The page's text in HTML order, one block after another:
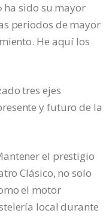
ha sido su mayor
periodos de mayor
He aquí los
tres ejes
y futuro de la
el prestigio
Clásico, no solo
el motor
local durante